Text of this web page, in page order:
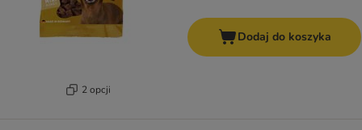
2 opcji
Dodaj do koszyka